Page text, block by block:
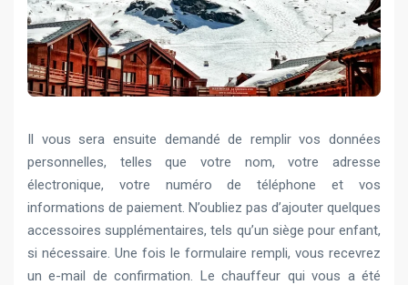
Il vous sera ensuite demandé de remplir vos données
personnelles, telles que votre nom, votre adresse
électronique, votre numéro de téléphone et vos
informations de paiement. N’oubliez pas d’ajouter quelques
accessoires supplémentaires, tels qu’un siège pour enfant,
si nécessaire. Une fois le formulaire rempli, vous recevrez
un e-mail de confirmation. Le chauffeur qui vous a été